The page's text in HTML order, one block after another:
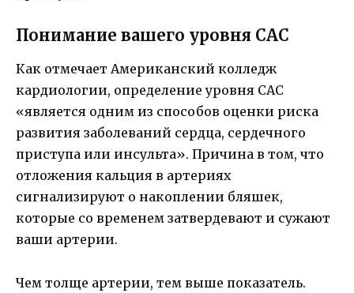
Понимание вашего уровня CAC
Как отмечает Американский колледж
кардиологии, определение уровня CAC
«является одним из способов оценки риска
развития заболеваний сердца, сердечного
приступа или инсульта». Причина в том, что
отложения кальция в артериях
сигнализируют о накоплении бляшек,
которые со временем затвердевают и сужают
ваши артерии.
Чем толще артерии, тем выше показатель.